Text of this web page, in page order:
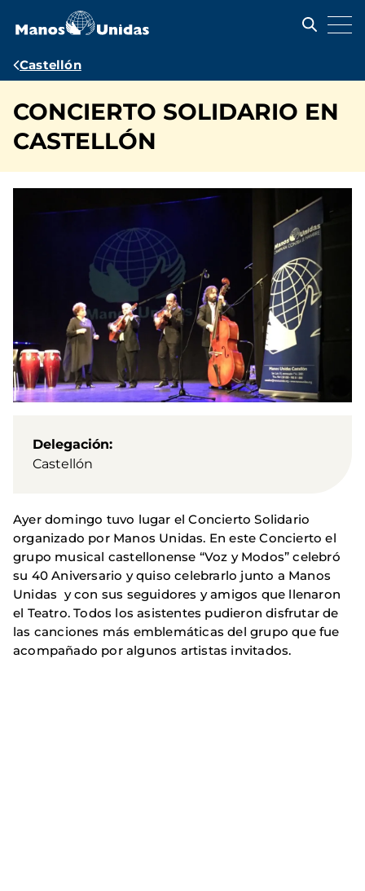
contenido
Ruta
navegación
Castellón
CONCIERTO SOLIDARIO EN
CASTELLÓN
Delegación
Castellón
Ayer domingo tuvo lugar el Concierto Solidario
organizado por Manos Unidas. En este Concierto el
grupo musical castellonense “Voz y Modos” celebró
su 40 Aniversario y quiso celebrarlo junto a Manos
Unidas y con sus seguidores y amigos que llenaron
el Teatro. Todos los asistentes pudieron disfrutar de
las canciones más emblemáticas del grupo que fue
acompañado por algunos artistas invitados.